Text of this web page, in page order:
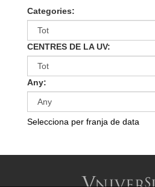
Categories:
CENTRES DE LA UV:
Any:
Selecciona per franja de data